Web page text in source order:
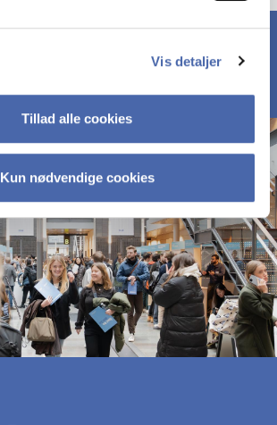
Vis detaljer
Tillad alle cookies
Kun nødvendige cookies